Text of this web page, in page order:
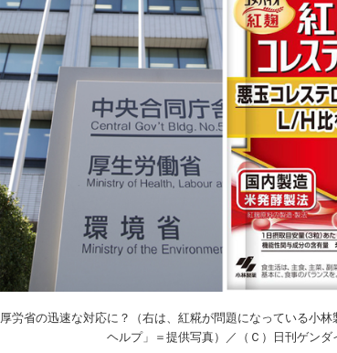
厚労省の迅速な対応に？（右は、紅糀が問題になっている小林
ヘルプ」＝提供写真）／（Ｃ）日刊ゲンダ